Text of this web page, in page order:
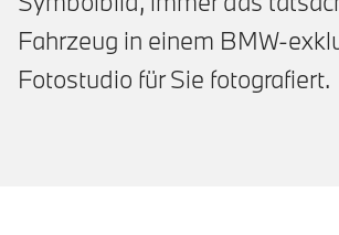
Fahrzeug in einem BMW-
Fotostudio für Sie fotografiert.